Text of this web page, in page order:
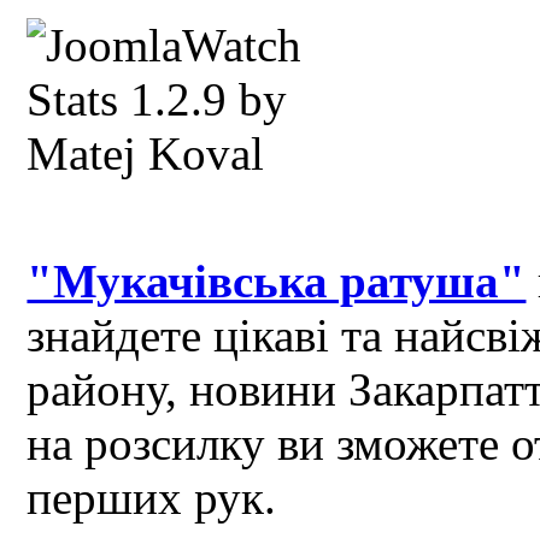
"Мукачівська ратуша"
знайдете цікаві та
району, новини
на розсилку ви зможете
перших рук.